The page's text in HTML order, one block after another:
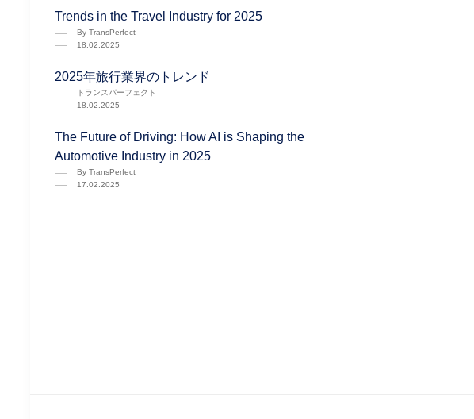
Trends in the Travel Industry for 2025
By TransPerfect
18.02.2025
2025年旅行業界のトレンド
トランスパーフェクト
18.02.2025
The Future of Driving: How AI is Shaping the
Automotive Industry in 2025
By TransPerfect
17.02.2025